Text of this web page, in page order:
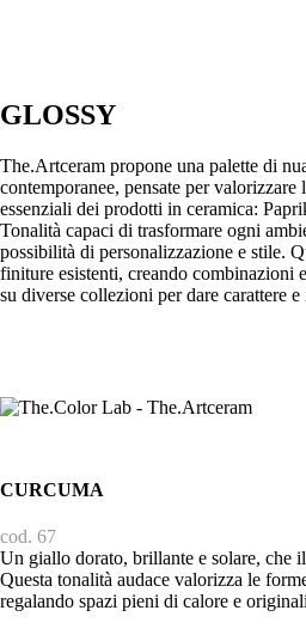
GLOSSY
The.Artceram propone una palette di
contemporanee, pensate per
essenziali dei prodotti in ceramica:
Tonalità capaci di trasformare ogni
possibilità di personalizzazione e stile.
finiture esistenti, creando combinazioni
su diverse collezioni per dare carattere
CURCUMA
cod. 67
Un giallo dorato, brillante e solare, che
Questa tonalità audace valorizza le
regalando spazi pieni di calore e